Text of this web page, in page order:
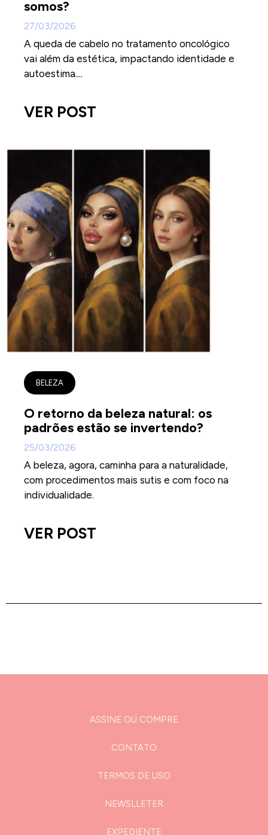
somos?
27/03/2026
A queda de cabelo no tratamento oncológico
vai além da estética, impactando identidade e
autoestima....
VER POST
BELEZA
O retorno da beleza natural: os
padrões estão se invertendo?
25/03/2026
A beleza, agora, caminha para a naturalidade,
com procedimentos mais sutis e com foco na
individualidade.
VER POST
ASSINE OU COMPRE
CONTATO
TERMOS DE USO
NEWSLLETER
EXPEDIENTE